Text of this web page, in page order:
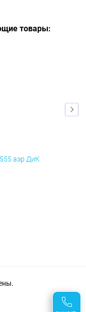
товары:
аэр ДиК